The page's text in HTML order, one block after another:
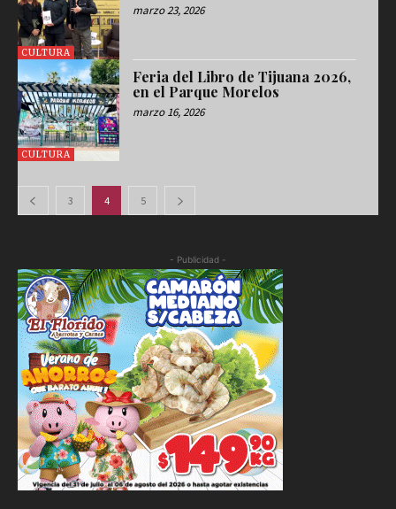
CULTURA
marzo 23, 2026
CULTURA
Feria del Libro de Tijuana 2026,
en el Parque Morelos
marzo 16, 2026
3 4 5
- Publicidad -